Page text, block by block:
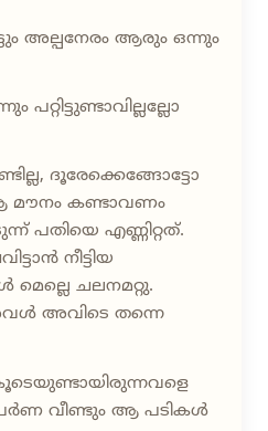
അല്പനേരം ആരും ഒന്നും
പറ്റിട്ടുണ്ടാവില്ലല്ലോ
ദൂരേക്കെങ്ങോട്ടോ
മൗനം കണ്ടാവണം
പതിയെ എണ്ണിറ്റത്.
നീട്ടിയ
ചലനമറ്റു.
അവിടെ തന്നെ
കൂടെയുണ്ടായിരുന്നവളെ
വീണ്ടും ആ പടികൾ